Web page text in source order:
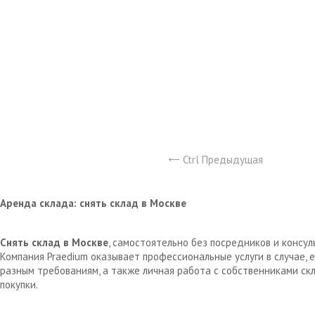
Ctrl Предыдущая
Аренда склада: снять склад в Москве
Снять склад в Москве, самостоятельно без посредников и
Компания Praedium оказывает профессиональные услуги в
разным требованиям, а также личная работа с собственниками
покупки.